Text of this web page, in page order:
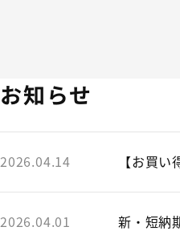
お知らせ
2026.04.14 【お買
2026.04.01 新・短納